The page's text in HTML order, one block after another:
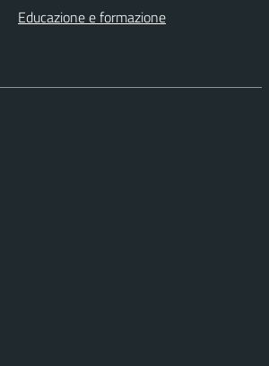
Educazione e formazione